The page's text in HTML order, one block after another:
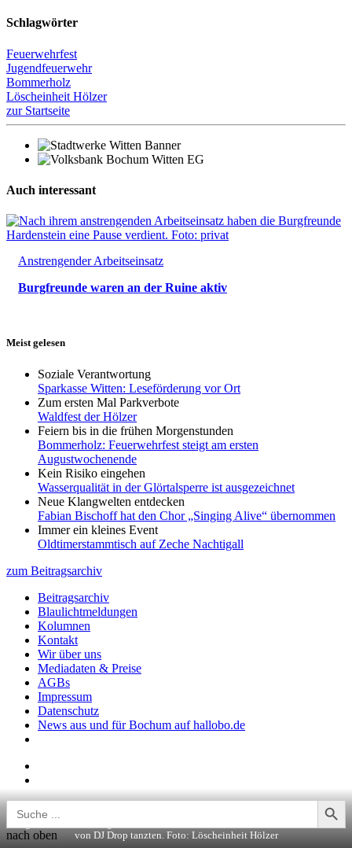
Ausgelassene Stimmung herrschte an den Abenden, als die Besucher zur Musik
von DJ Drop tanzten. Foto: Löscheinheit Hölzer
Schlagwörter
Feuerwehrfest
Jugendfeuerwehr
Bommerholz
Löscheinheit Hölzer
zur Startseite
Auch interessant
Anstrengender Arbeitseinsatz
Burgfreunde waren an der Ruine aktiv
Meist gelesen
Soziale Verantwortung
Sparkasse Witten: Leseförderung vor Ort
Zum ersten Mal Parkverbote
Waldfest der Hölzer
Feiern bis in die frühen Morgenstunden
Bommerholz: Feuerwehrfest steigt am ersten
Augustwochenende
Kein Risiko eingehen
Wasserqualität in der Glörtalsperre ist ausgezeichnet
Neue Klangwelten entdecken
Fabian Bischoff hat den Chor „Singing Alive“ übernommen
Immer ein kleines Event
Oldtimerstammtisch auf Zeche Nachtigall
zum Beitragsarchiv
Beitragsarchiv
Blaulichtmeldungen
Kolumnen
Kontakt
Wir über uns
Mediadaten & Preise
AGBs
Impressum
Datenschutz
News aus und für Bochum auf hallobo.de
Search
for:
Search Button
nach oben